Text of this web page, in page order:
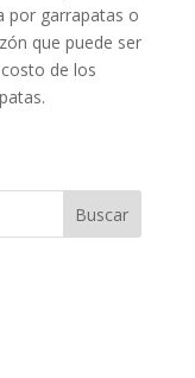
por garrapatas o
que puede ser
de los